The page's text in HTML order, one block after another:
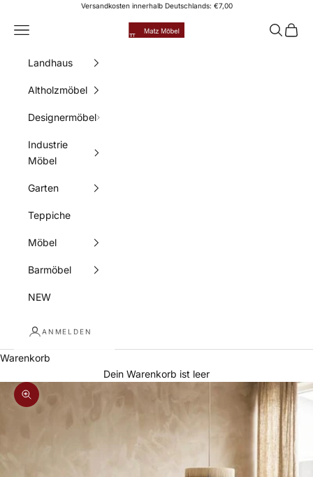
Zum Inhalt springenVersandkosten innerhalb Deutschlands: €7,00
Matz Möbel
Menü Suchen
Landhaus
Altholzmöbel
Designermöbel
Industrie
Möbel
Garten
Teppiche
Möbel
Barmöbel
NEW
ANMELDEN
Warenkorb
Dein Warenkorb ist leer
Bild vergrößern